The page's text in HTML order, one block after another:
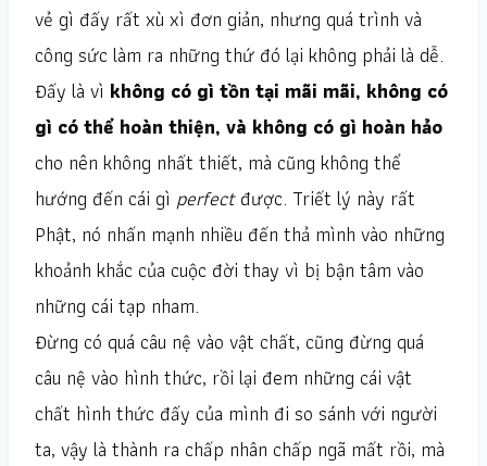
vẻ gì đấy rất xù xì đơn giản, nhưng quá trình và
công sức làm ra những thứ đó lại không phải là dễ.
Đấy là vì không có gì tồn tại mãi mãi, không có
gì có thể hoàn thiện, và không có gì hoàn hảo
cho nên không nhất thiết, mà cũng không thể
hướng đến cái gì perfectđược. Triết lý này rất
Phật, nó nhấn mạnh nhiều đến thả mình vào những
khoảnh khắc của cuộc đời thay vì bị bận tâm vào
những cái tạp nham.
Đừng có quá câu nệ vào vật chất, cũng đừng quá
câu nệ vào hình thức, rồi lại đem những cái vật
chất hình thức đấy của mình đi so sánh với người
ta, vậy là thành ra chấp nhân chấp ngã mất rồi, mà